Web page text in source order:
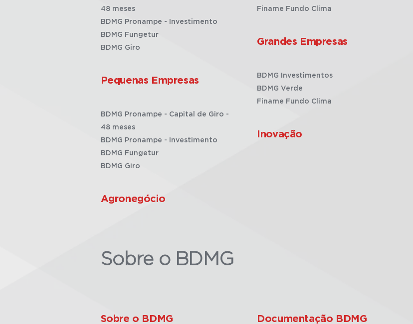
48 meses
BDMG Pronampe - Investimento
BDMG Fungetur
BDMG Giro
Pequenas Empresas
BDMG Pronampe - Capital de Giro -
48 meses
BDMG Pronampe - Investimento
BDMG Fungetur
BDMG Giro
Agronegócio
Finame Fundo Clima
Grandes Empresas
BDMG Investimentos
BDMG Verde
Finame Fundo Clima
Inovação
Sobre o BDMG
Sobre o BDMG Documentação BDMG